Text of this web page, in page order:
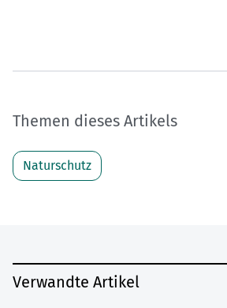
Themen dieses Artikels
Naturschutz
Verwandte Artikel